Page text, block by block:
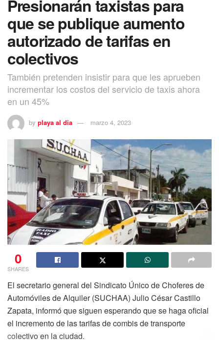
Presionarán taxistas para
que se publique aumento
autorizado de tarifas en
colectivos
También pretenden insistir para que les aprueben
incrementar los costos del servicio de taxis ahora
en un 45%
by playa al dia marzo 4, 2023
0
SHARES
El secretario general del Sindicato Único de Choferes de
Automóviles de Alquiler (SUCHAA) Julio César Castillo
Zapata, informó que siguen esperando que se haga oficial
el incremento de las tarifas de combis de transporte
colectivo en la ciudad.